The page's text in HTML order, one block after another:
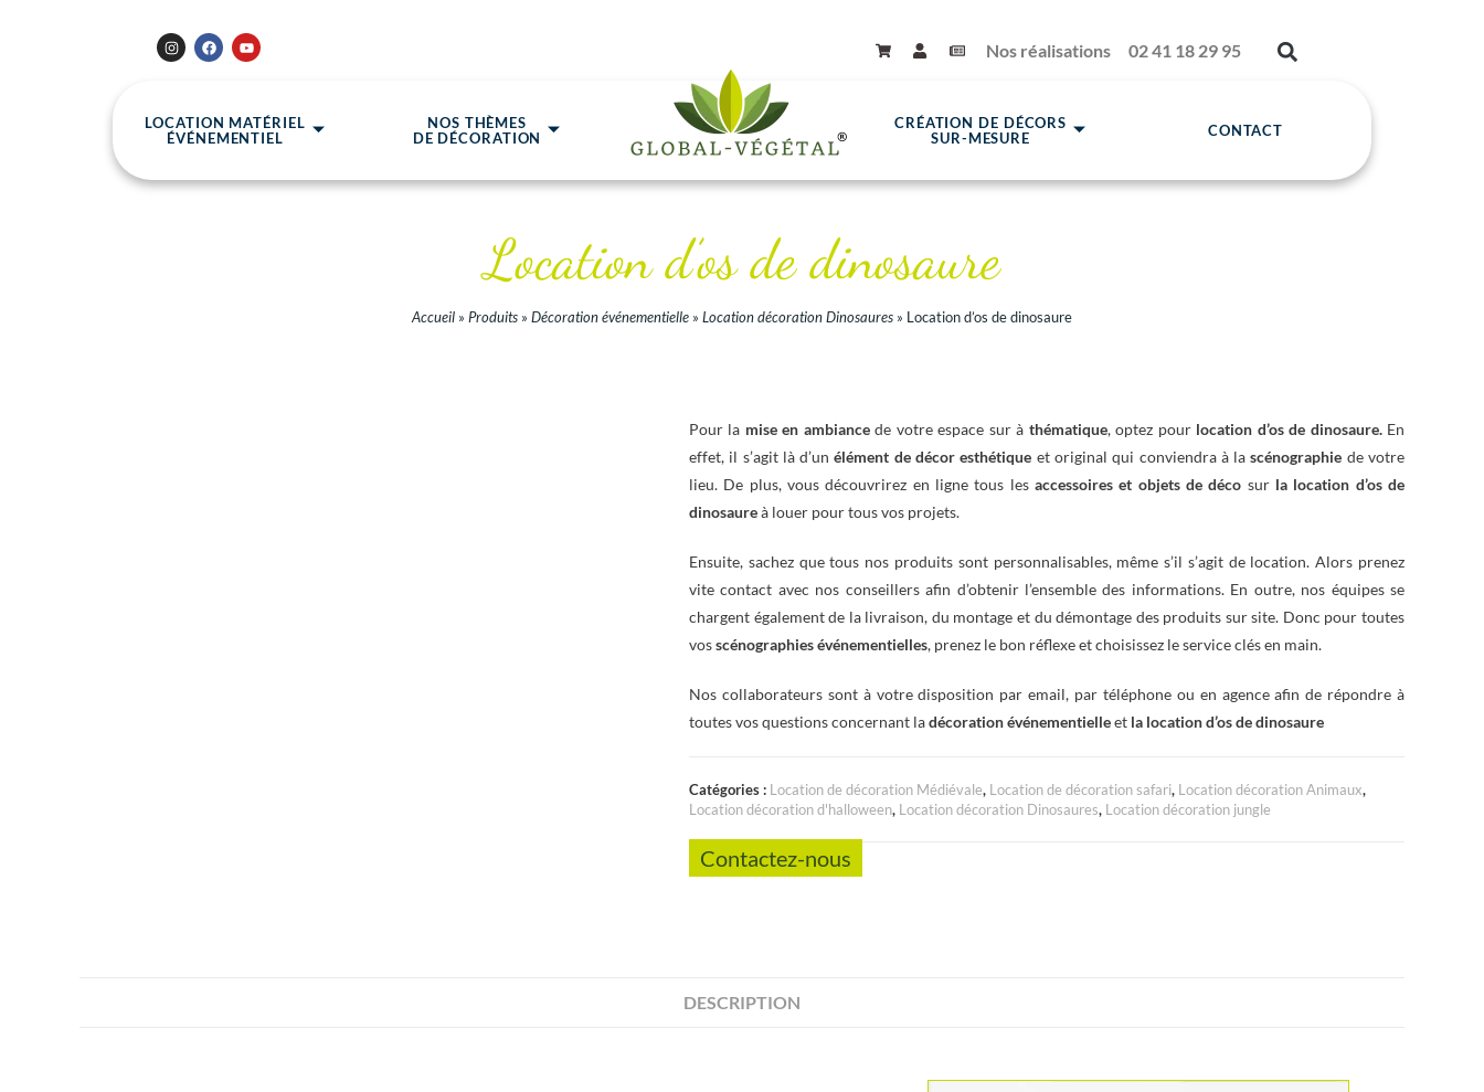
Nos réalisations 02 41 18 29 95
LOCATION MATÉRIEL
ÉVÉNEMENTIEL
NOS THÈMES
DE DÉCORATION
CRÉATION DE DÉCORS
SUR-MESURE
CONTACT
Location d’os de dinosaure
Accueil » Produits » Décoration événementielle » Location décoration Dinosaures » Location d’os de dinosaure
Pour la mise en ambiancede votre espace sur à thématique, optez pour location d’os de dinosaure. En
effet, il s’agit là d’unélément de décor esthétique et original qui conviendra à lascénographie de votre
lieu. De plus, vous découvrirez en ligne tous les accessoires et objets de déco sur la location d’os de
dinosaureà louer pour tous vos projets.
Ensuite, sachez que tous nos produits sont personnalisables, même s’il s’agit de location. Alors prenez
vite contact avec nos conseillers afin d’obtenir l’ensemble des informations. En outre, nos équipes se
chargent également de la livraison, du montage et du démontage des produits sur site. Donc pour toutes
vosscénographies événementielles, prenez le bon réflexe et choisissez le service clés en main.
Nos collaborateurs sont à votre disposition par email, par téléphone ou en agence afin de répondre à
toutes vos questions concernant ladécoration événementielleet la location d’os de dinosaure
Catégories : Location de décoration Médiévale, Location de décoration safari, Location décoration Animaux,
Location décoration d'halloween, Location décoration Dinosaures, Location décoration jungle
Contactez-nous
DESCRIPTION